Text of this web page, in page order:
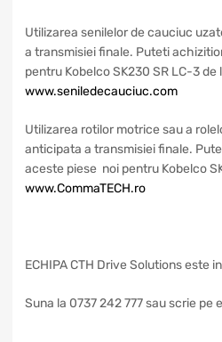
Utilizarea senilelor de cauciuc
a transmisiei finale. Puteti
pentru Kobelco SK230 SR LC-3 de
www.seniledecauciuc.com
Utilizarea rotilor motrice sau a
anticipata a transmisiei finale.
aceste piese noi pentru Kobelco
www.CommaTECH.ro
ECHIPA CTH Drive Solutions este
Suna la 0737 242 777 sau scrie pe